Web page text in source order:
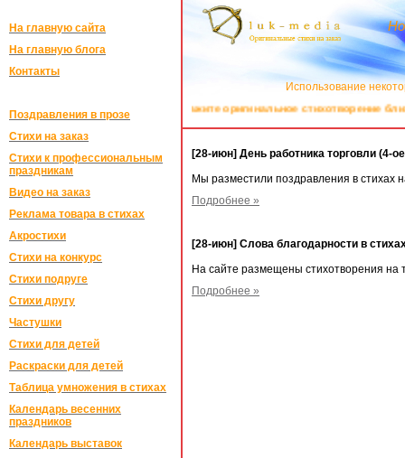
На главную сайта
На главную блога
Контакты
Поздравления в прозе
Стихи на заказ
Стихи к профессиональным
праздникам
Видео на заказ
Реклама товара в стихах
Акростихи
Стихи на конкурс
Стихи подруге
Стихи другу
Частушки
Стихи для детей
Раскраски для детей
Таблица умножения в стихах
Календарь весенних
праздников
Календарь выставок
Использование
Закажите оригинальное стихотворение
[28-июн] День работника торговли (4-
Мы разместили поздравления в стихах
Подробнее »
[28-июн] Слова благодарности в
На сайте размещены стихотворения на
Подробнее »